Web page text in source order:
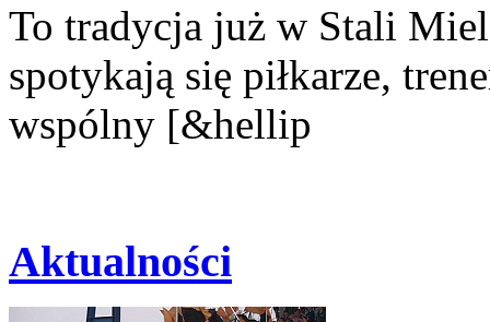
To tradycja już w Stali
spotykają się piłkarze,
wspólny [&hellip
Aktualności